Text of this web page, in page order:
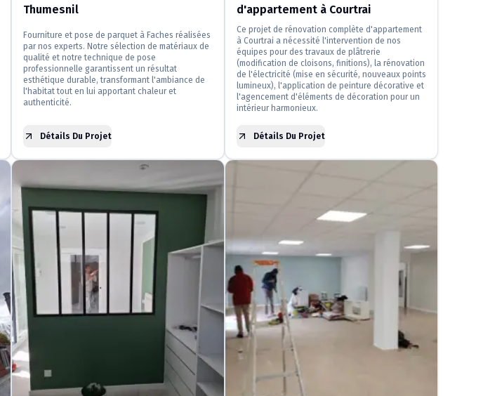
Thumesnil
Fourniture et pose de parquet à Faches réalisées
par nos experts. Notre sélection de matériaux de
qualité et notre technique de pose
professionnelle garantissent un résultat
esthétique durable, transformant l'ambiance de
l'habitat tout en lui apportant chaleur et
authenticité.
Détails Du Projet
d'appartement à Courtrai
Ce projet de rénovation complète d'appartement
à Courtrai a nécessité l'intervention de nos
équipes pour des travaux de plâtrerie
(modification de cloisons, finitions), la rénovation
de l'électricité (mise en sécurité, nouveaux points
lumineux), l'application de peinture décorative et
l'agencement d'éléments de décoration pour un
intérieur harmonieux.
Détails Du Projet